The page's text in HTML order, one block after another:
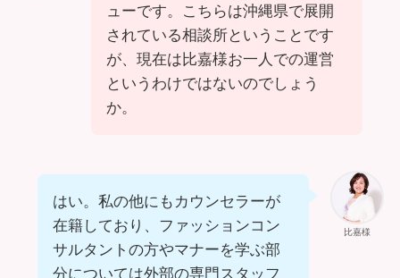
ューです。こちらは沖縄県で展開
されている相談所ということです
が、現在は比嘉様お一人での運営
というわけではないのでしょう
か。
比嘉様
はい。私の他にもカウンセラーが
在籍しており、ファッションコン
サルタントの方やマナーを学ぶ部
分については外部の専門スタッフ